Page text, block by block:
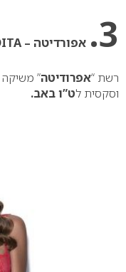
3. אפורדיטה – AFORDITA
רשת “אפרודיטה” משיקה
וסקסית לט”ו באב.